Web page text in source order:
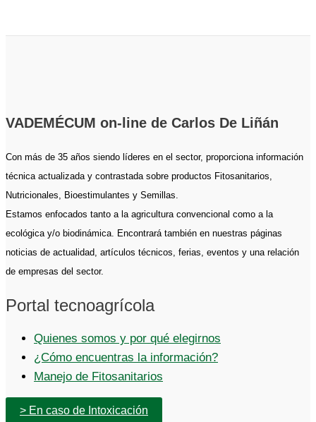
VADEMÉCUM on-line de Carlos De Liñán
Con más de 35 años siendo líderes en el sector, proporciona información
técnica actualizada y contrastada sobre productos Fitosanitarios,
Nutricionales, Bioestimulantes y Semillas.
Estamos enfocados tanto a la agricultura convencional como a la
ecológica y/o biodinámica. Encontrará también en nuestras páginas
noticias de actualidad, artículos técnicos, ferias, eventos y una relación
de empresas del sector.
Portal tecnoagrícola
Quienes somos y por qué elegirnos
¿Cómo encuentras la información?
Manejo de Fitosanitarios
> En caso de Intoxicación